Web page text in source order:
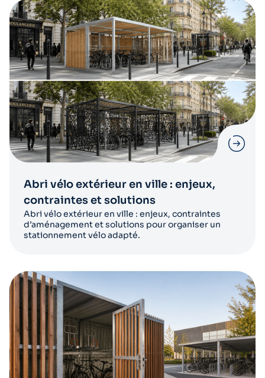
Abri vélo extérieur en ville : enjeux,
contraintes et solutions
Abri vélo extérieur en ville : enjeux, contraintes
d’aménagement et solutions pour organiser un
stationnement vélo adapté.